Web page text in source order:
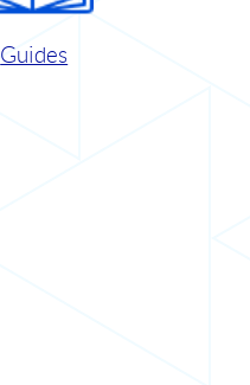
Guides